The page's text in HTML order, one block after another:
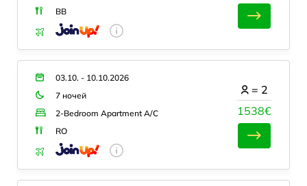
BB
03.10. - 10.10.2026
7 ночей
2-Bedroom Apartment A/C
RO
1538€
= 2